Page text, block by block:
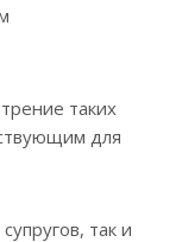
таких
для
так и